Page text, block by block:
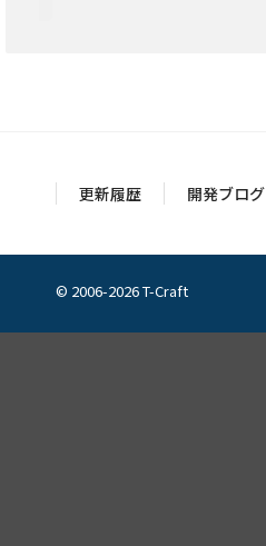
更新履歴 開発ブログ
© 2006-2026 T-Craft